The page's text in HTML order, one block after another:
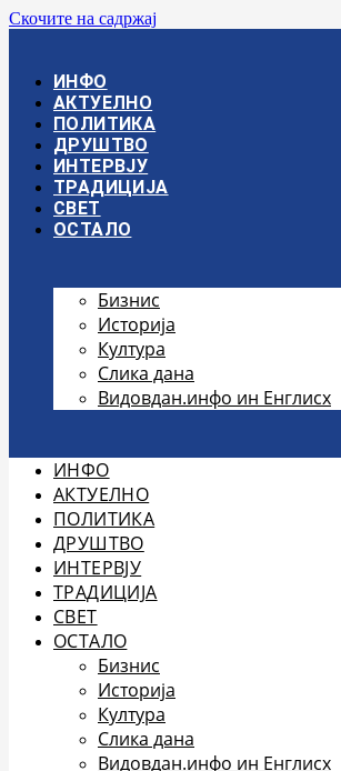
Скочите на садржај
ИНФО
АКТУЕЛНО
ПОЛИТИКА
ДРУШТВО
ИНТЕРВЈУ
ТРАДИЦИЈА
СВЕТ
ОСТАЛО
Бизнис
Историја
Култура
Слика дана
Видовдан.инфо ин Енглисх
ИНФО
АКТУЕЛНО
ПОЛИТИКА
ДРУШТВО
ИНТЕРВЈУ
ТРАДИЦИЈА
СВЕТ
ОСТАЛО
Бизнис
Историја
Култура
Слика дана
Видовдан.инфо ин Енглисх